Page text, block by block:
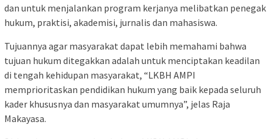
dan untuk menjalankan program kerjanya melibatkan penegak
hukum, praktisi, akademisi, jurnalis dan mahasiswa.
Tujuannya agar masyarakat dapat lebih memahami bahwa
tujuan hukum ditegakkan adalah untuk menciptakan keadilan
di tengah kehidupan masyarakat, “LKBH AMPI
memprioritaskan pendidikan hukum yang baik kepada seluruh
kader khususnya dan masyarakat umumnya”, jelas Raja
Makayasa.